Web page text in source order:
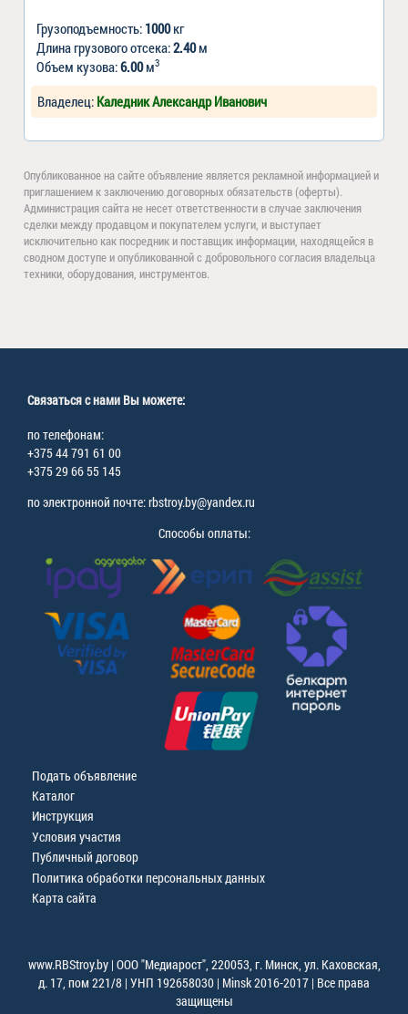
Грузоподъемность: 1000кг
Длина грузового отсека:2.40м
Объем кузова:6.00м3
Владелец: Каледник Александр Иванович
Опубликованное на сайте объявление является рекламной информацией и
приглашением к заключению договорных обязательств (оферты).
Администрация сайта не несет ответственности в случае заключения
сделки между продавцом и покупателем услуги, и выступает
исключительно как посредник и поставщик информации, находящейся в
сводном доступе и опубликованной с добровольного согласия владельца
техники, оборудования, инструментов.
Связаться с нами Вы можете:
по телефонам:
+375 44 791 61 00
+375 29 66 55 145
по электронной почте: rbstroy.by@yandex.ru
Способы оплаты:
Подать объявление
Каталог
Инструкция
Условия участия
Публичный договор
Политика обработки персональных данных
Карта сайта
www.RBStroy.by | ООО "Медиарост", 220053, г. Минск, ул. Каховская,
д. 17, пом 221/8 | УНП 192658030 | Minsk 2016-2017 | Все права
защищены